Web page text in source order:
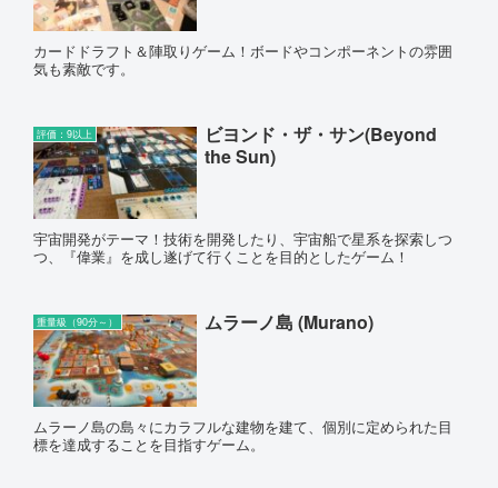
カードドラフト＆陣取りゲーム！ボードやコンポーネントの雰囲
気も素敵です。
評価：9以上
ビヨンド・ザ・サン(Beyond
the Sun)
宇宙開発がテーマ！技術を開発したり、宇宙船で星系を探索しつ
つ、『偉業』を成し遂げて行くことを目的としたゲーム！
重量級（90分～） ムラーノ島 (Murano)
ムラーノ島の島々にカラフルな建物を建て、個別に定められた目
標を達成することを目指すゲーム。